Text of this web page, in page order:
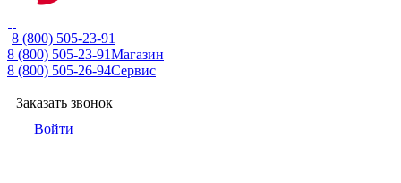
8 (800) 505-23-91
8 (800) 505-23-91Магазин
8 (800) 505-26-94Сервис
Заказать звонок
Войти